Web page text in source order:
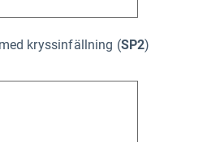
kryssinfällning (SP2)